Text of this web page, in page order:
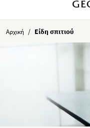
Αρχική / Είδη σπιτιού